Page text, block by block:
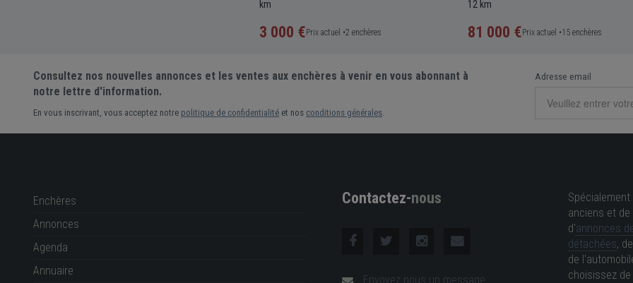
km
3 000 €Prix actuel •2 enchères
12 km
81 000 €Prix actuel •15 enchères
Consultez nos nouvelles annonces et les ventes aux enchères à venir en vous abonnant à
notre lettre d'information.
En vous inscrivant, vous acceptez notre politique de confidentialité et nos conditions générales
Adresse email
Enchères
Annonces
Agenda
Annuaire
Contactez-nous
Envoyez nous un message
anciens et de
d'annonces
détachées, de
de
choisissez de